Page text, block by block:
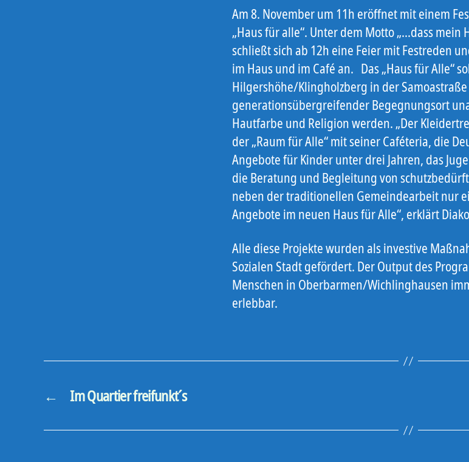
Am 8. November um 11h eröffnet mit einem
„Haus für alle“. Unter dem Motto „…dass mein
schließt sich ab 12h eine Feier mit Festreden
im Haus und im Café an. Das „Haus für Alle“
Hilgershöhe/Klingholzberg in der
generationsübergreifender Begegnungsort
Hautfarbe und Religion werden. „Der
der „Raum für Alle“ mit seiner Caféteria, die
Angebote für Kinder unter drei Jahren, das
die Beratung und Begleitung von
neben der traditionellen Gemeindearbeit nur
Angebote im neuen Haus für Alle“, erklärt
Alle diese Projekte wurden als investive
Sozialen Stadt gefördert. Der Output des
Menschen in Oberbarmen/Wichlinghausen
erlebbar.
← Im Quartier freifunkt´s